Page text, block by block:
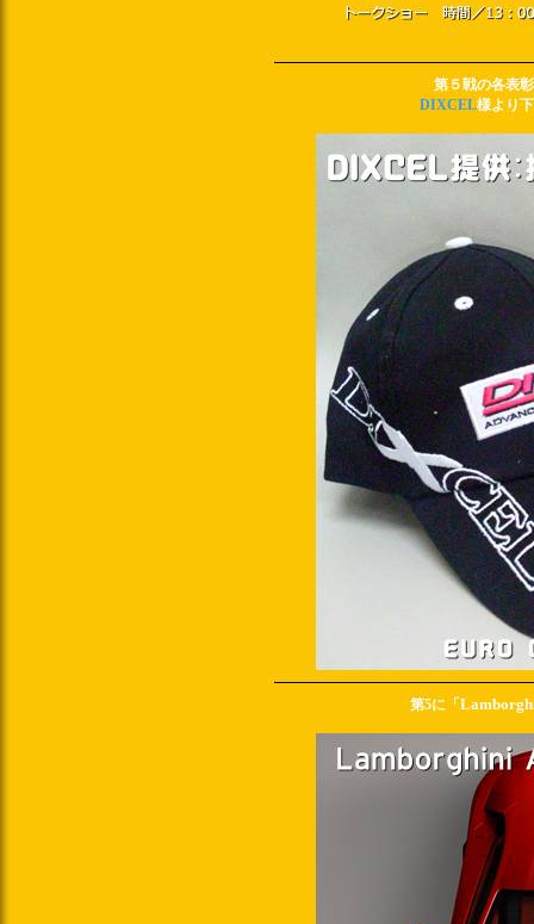
第５戦の各表
DIXCEL様より
第5に「